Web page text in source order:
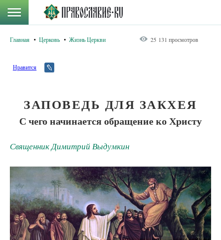
Главная Церковь Жизнь Церкви 25 131 просмотров
Нравится
ЗАПОВЕДЬ ДЛЯ ЗАКХЕЯ
С чего начинается обращение ко Христу
Священник Димитрий Выдумкин